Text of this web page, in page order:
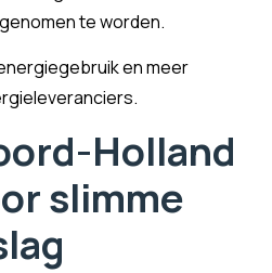
te worden.
en meer
Holland
slimme